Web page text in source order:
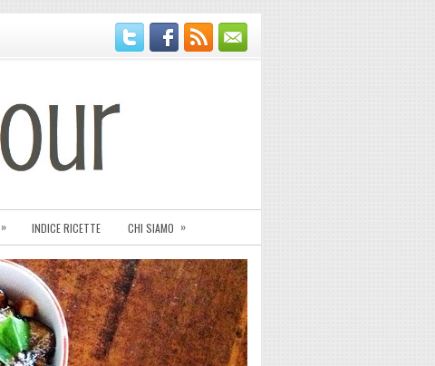
» INDICE RICETTE CHI SIAMO »